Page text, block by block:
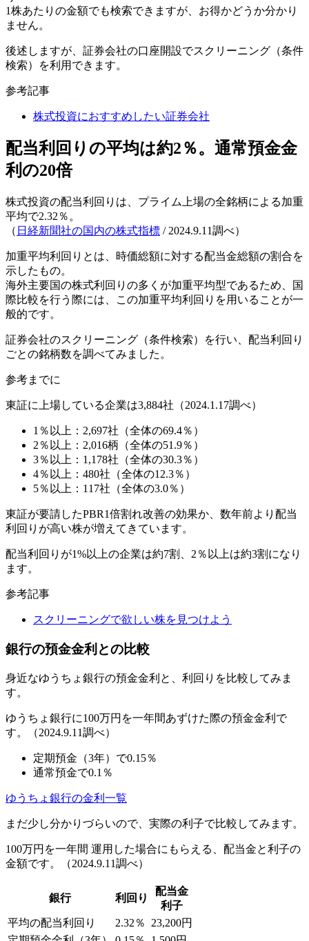
1株あたりの金額でも検索できますが、お得かどうか分かり
ません。
後述しますが、証券会社の口座開設でスクリーニング（条件
検索）を利用できます。
参考記事
株式投資におすすめしたい証券会社
配当利回りの平均は約2％。通常預金金
利の20倍
株式投資の配当利回りは、プライム上場の全銘柄による加重
平均で2.32％ 。
（ 日経新聞社の国内の株式指標 / 2024.9.11調べ）
加重平均利回りとは、時価総額に対する配当金総額の割合を
示したもの。
海外主要国の株式利回りの多くが加重平均型であるため、国
際比較を行う際には、この加重平均利回りを用いることが一
般的です。
証券会社のスクリーニング（条件検索）を行い、配当利回り
ごとの銘柄数を調べてみました。
参考までに
東証に上場している企業は3,884社 （2024.1.17調べ）
1％以上：2,697社 （全体の69.4％）
2％以上：2,016柄 （全体の51.9％）
3％以上：1,178社 （全体の30.3％）
4％以上：480社 （全体の12.3％）
5％以上：117社 （全体の3.0％）
東証が要請したPBR1倍割れ改善の効果か、数年前より配当
利回りが高い株が増えてきています。
配当利回りが1%以上の企業は約7割、2％以上は約3割 になり
ます。
参考記事
スクリーニングで欲しい株を見つけよう
銀行の預金金利との比較
身近なゆうちょ銀行の預金金利と、利回りを比較してみま
す。
ゆうちょ銀行に100万円を一年間あずけた際の預金金利で
す。
（2024.9.11調べ）
定期預金（3年）で0.15％
通常預金で0.1％
ゆうちょ銀行の金利一覧
まだ少し分かりづらいので、実際の利子で比較してみます。
100万円を一年間 運用した場合にもらえる、配当金と利子の
金額です。
（2024.9.11調べ）
銀行 利回り
配当金
利子
平均の配当利回り
2.32％
23,200円